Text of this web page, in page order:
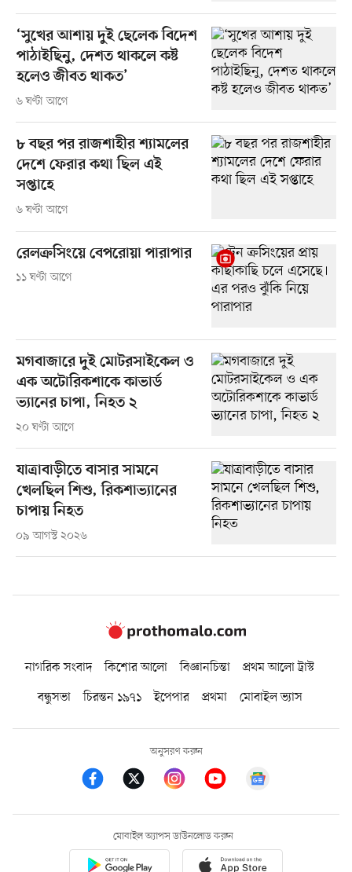
‘সুখের আশায় দুই ছেলেক বিদেশ
পাঠাইছিনু, দেশত থাকলে কষ্ট
হলেও জীবত থাকত’
৬ ঘণ্টা আগে
৮ বছর পর রাজশাহীর শ্যামলের
দেশে ফেরার কথা ছিল এই
সপ্তাহে
৬ ঘণ্টা আগে
রেলক্রসিংয়ে বেপরোয়া পারাপার
১১ ঘণ্টা আগে
মগবাজারে দুই মোটরসাইকেল ও
এক অটোরিকশাকে কাভার্ড
ভ্যানের চাপা, নিহত ২
২০ ঘণ্টা আগে
যাত্রাবাড়ীতে বাসার সামনে
খেলছিল শিশু, রিকশাভ্যানের
চাপায় নিহত
০৯ আগস্ট ২০২৬
নাগরিক সংবাদ কিশোর আলো বিজ্ঞানচিন্তা
প্রথম আলো ট্রাস্ট
বন্ধুসভা
চিরন্তন ১৯৭১ ইপেপার প্রথমা মোবাইল ভ্যাস
অনুসরণ করুন
মোবাইল অ্যাপস ডাউনলোড করুন